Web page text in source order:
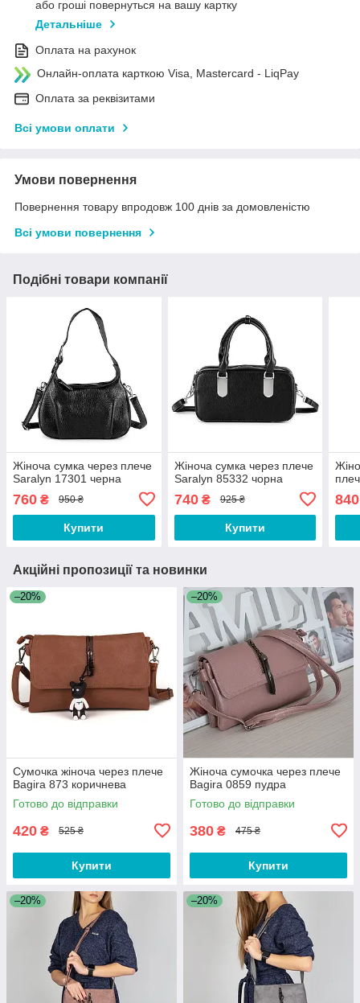
або гроші повернуться на вашу картку
Детальніше
Оплата на рахунок
Онлайн-оплата карткою Visa, Mastercard - LiqPay
Оплата за реквізитами
Всі умови оплати
Умови повернення
Повернення товару впродовж 100 днів за домовленістю
Всі умови повернення
Подібні товари компанії
Жіноча сумка через плече
Saralyn 17301 черна
760 ₴ 950 ₴
Купити
Жіноча сумка через плече
Saralyn 85332 чорна
740₴ 925 ₴
Купити
840
Акційні пропозиції та новинки
–20%
Сумочка жіноча через плече
Bagira 873 коричнева
Готово до відправки
420 ₴ 525 ₴
Купити
–20%
Жіноча сумочка через плече
Bagira 0859 пудра
Готово до відправки
380 ₴ 475 ₴
Купити
–20% –20%